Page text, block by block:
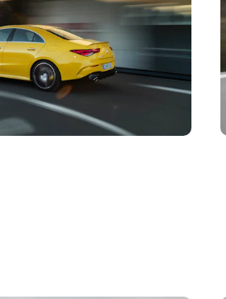
de mantenimiento del
sus primeros 8 años